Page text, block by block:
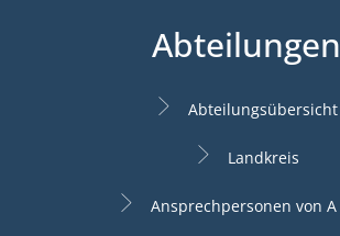
Abteilungen
Abteilungsübersicht
Landkreis
Ansprechpersonen von A